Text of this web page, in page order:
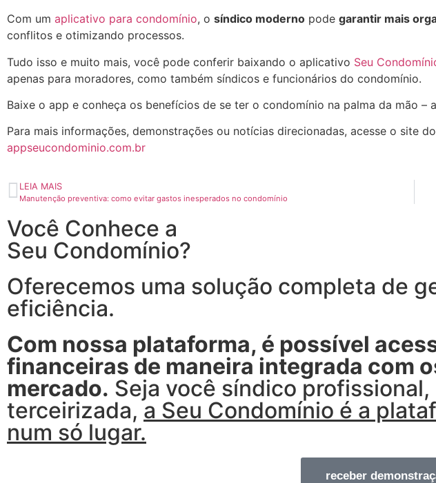
Com um aplicativo para condomínio, o síndico moderno pode garantir mais
conflitos e otimizando processos.
Tudo isso e muito mais, você pode conferir baixando o aplicativo Seu
apenas para moradores, como também síndicos e funcionários do condomínio.
Baixe o app e conheça os benefícios de se ter o condomínio na palma da mão
Para mais informações, demonstrações ou notícias direcionadas, acesse o site
appseucondominio.com.br
LEIA MAIS
Manutenção preventiva: como evitar gastos inesperados no condomínio
Você Conhece a
Seu Condomínio?
Oferecemos uma solução completa de
eficiência.
Com nossa plataforma, é possível
financeiras de maneira integrada com
mercado. Seja você síndico
terceirizada,a Seu Condomínio é a
num só lugar.
receber